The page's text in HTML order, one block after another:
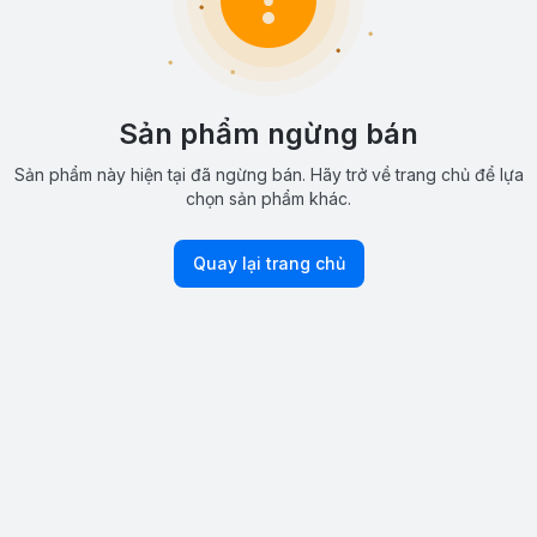
Sản phẩm ngừng bán
Sản phẩm này hiện tại đã ngừng bán. Hãy trở về trang chủ để lựa
chọn sản phẩm khác.
Quay lại trang chủ